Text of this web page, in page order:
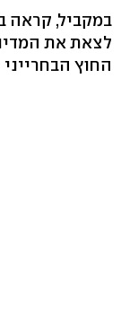
במקביל, קראה
לצאת את
החוץ הבחרייני